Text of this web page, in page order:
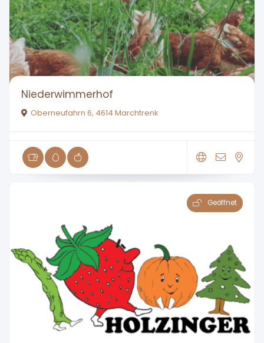
Niederwimmerhof
Oberneufahrn 6, 4614 Marchtrenk
Geöffnet